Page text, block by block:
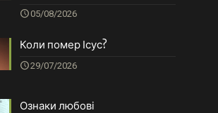
05/08/2026
Коли помер Ісус?
29/07/2026
Ознаки любові